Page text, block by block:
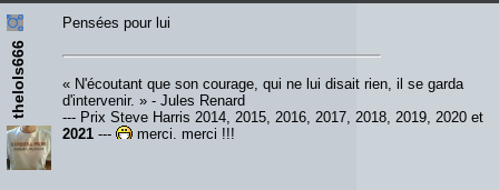
thelols666
Pensées pour lui
« N'écoutant que son courage, qui ne lui disait rien, il se garda
d'intervenir. » - Jules Renard
--- Prix Steve Harris 2014, 2015, 2016, 2017, 2018, 2019, 2020 et
2021 --- merci, merci !!!